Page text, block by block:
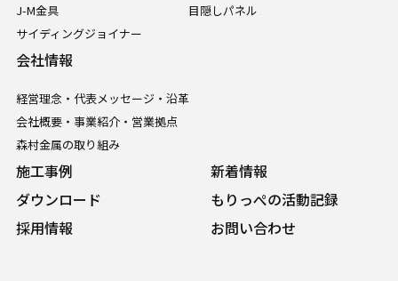
J-M金具
目隠しパネル
サイディングジョイナー
会社情報
経営理念・代表メッセージ・沿革
会社概要・事業紹介・営業拠点
森村金属の取り組み
施工事例
ダウンロード
採用情報
新着情報
もりっぺの活動記録
お問い合わせ